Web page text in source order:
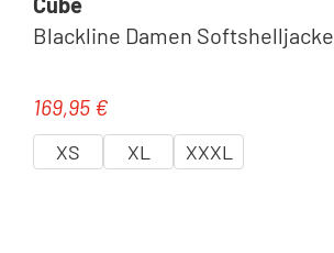
Blackline Damen
Regulärer Preis:
169,95 €
XS XL XXXL